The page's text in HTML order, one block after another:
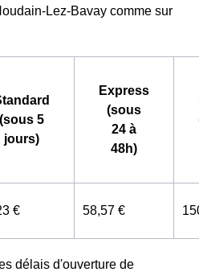
Lez-Bavay comme sur
(sous 5
jours)
Express
(sous
24 à
48h)
€ 58,57 €
délais d'ouverture de